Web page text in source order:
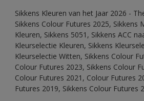
Sikkens Kleuren van het Jaar 2026 -
Sikkens Colour Futures 2025, Sikkens
Kleuren, Sikkens 5051, Sikkens ACC
Kleurselectie Kleuren, Sikkens
Kleurselectie Witten, Sikkens Colour
Colour Futures 2023, Sikkens Colour
Colour Futures 2021, Colour Futures
Futures 2019, Sikkens Colour Futures